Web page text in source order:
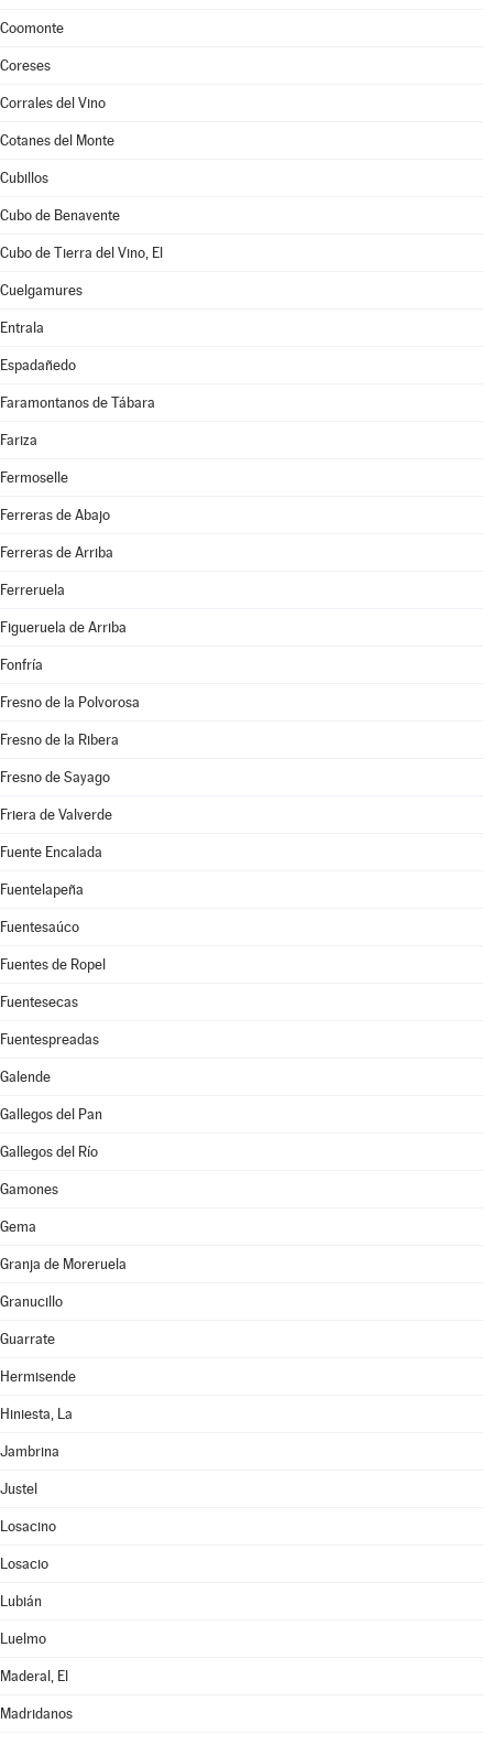
Coomonte
Coreses
Corrales del Vino
Cotanes del Monte
Cubillos
Cubo de Benavente
Cubo de Tierra del Vino, El
Cuelgamures
Entrala
Espadañedo
Faramontanos de Tábara
Fariza
Fermoselle
Ferreras de Abajo
Ferreras de Arriba
Ferreruela
Figueruela de Arriba
Fonfría
Fresno de la Polvorosa
Fresno de la Ribera
Fresno de Sayago
Friera de Valverde
Fuente Encalada
Fuentelapeña
Fuentesaúco
Fuentes de Ropel
Fuentesecas
Fuentespreadas
Galende
Gallegos del Pan
Gallegos del Río
Gamones
Gema
Granja de Moreruela
Granucillo
Guarrate
Hermisende
Hiniesta, La
Jambrina
Justel
Losacino
Losacio
Lubián
Luelmo
Maderal, El
Madridanos